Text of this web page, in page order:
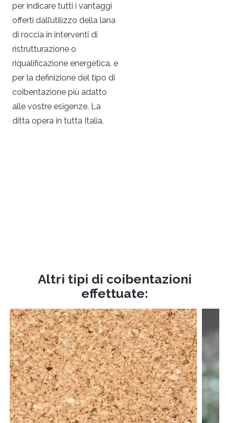
per indicare tutti i vantaggi
offerti dall’utilizzo della lana
di roccia in interventi di
ristrutturazione o
riqualificazione energetica, e
per la definizione del tipo di
coibentazione più adatto
alle vostre esigenze. La
ditta opera in tutta Italia.
Altri tipi di coibentazioni
effettuate: